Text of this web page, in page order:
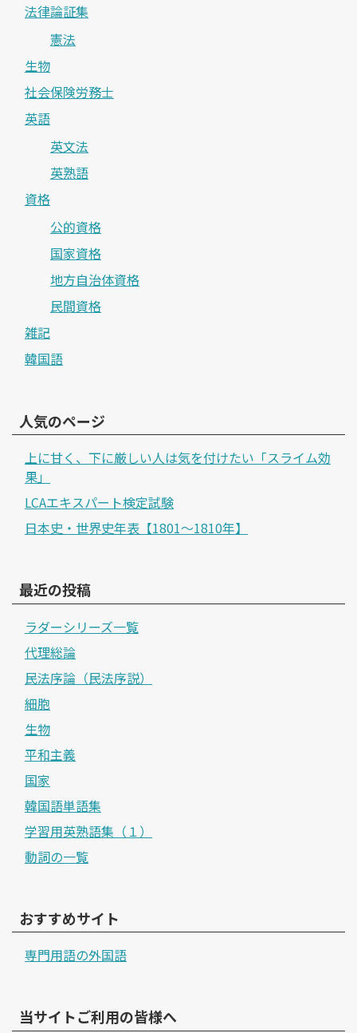
法律論証集
憲法
生物
社会保険労務士
英語
英文法
英熟語
資格
公的資格
国家資格
地方自治体資格
民間資格
雑記
韓国語
人気のページ
上に甘く、下に厳しい人は気を付けたい「スライム効
果」
LCAエキスパート検定試験
日本史・世界史年表【1801～1810年】
最近の投稿
ラダーシリーズ一覧
代理総論
民法序論（民法序説）
細胞
生物
平和主義
国家
韓国語単語集
学習用英熟語集（１）
動詞の一覧
おすすめサイト
専門用語の外国語
当サイトご利用の皆様へ